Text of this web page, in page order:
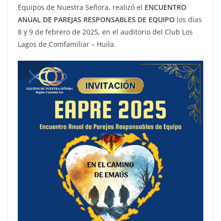
Equipos de Nuestra Señora, realizó el ENCUENTRO
ANUAL DE PAREJAS RESPONSABLES DE EQUIPO los días
8 y 9 de febrero de 2025, en el auditorio del Club Los
Lagos de Comfamiliar – Huila.